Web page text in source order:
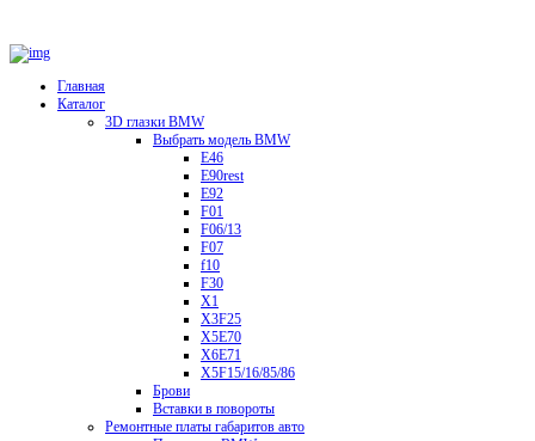
Главная
Каталог
3D глазки BMW
Выбрать модель BMW
E46
E90rest
E92
F01
F06/13
F07
f10
F30
X1
X3F25
X5E70
X6E71
X5F15/16/85/86
Брови
Вставки в повороты
Ремонтные платы габаритов авто